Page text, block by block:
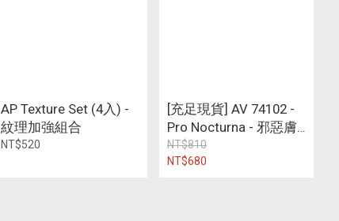
AP Texture Set (4入) -
紋理加強組合
NT$520
[充足現貨] AV 74102 -
Pro Nocturna - 邪惡膚
色套組 Malefic Flesh
Set (8)
NT$810
NT$680